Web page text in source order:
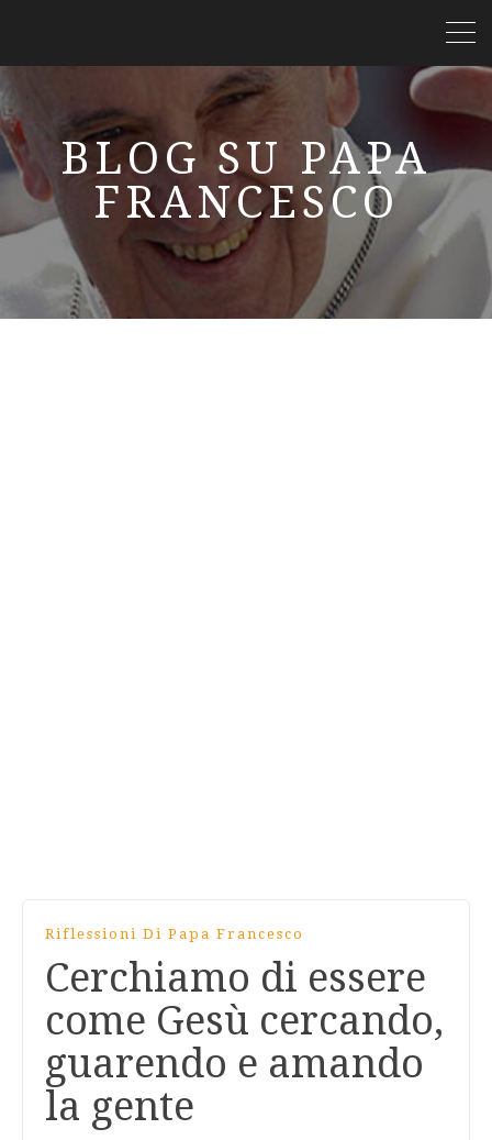
BLOG SU PAPA
FRANCESCO
Riflessioni Di Papa Francesco
Cerchiamo di essere
come Gesù cercando,
guarendo e amando
la gente